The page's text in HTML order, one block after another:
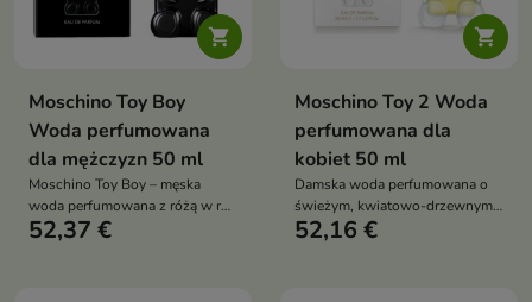

Moschino Toy Boy
Woda perfumowana
dla mężczyzn 50 ml
Moschino Toy Boy – męska
woda perfumowana z różą w roli
głównej, w towarzystwie
52,37 €

Moschino Toy 2 Woda
perfumowana dla
kobiet 50 ml
Damska woda perfumowana o
świeżym, kwiatowo-drzewnym
zapachu z jabłkiem Granny
52,16 €